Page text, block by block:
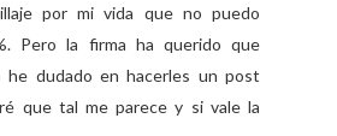
por mi vida que no puedo
Pero la firma ha querido que
he dudado en hacerles un post
que tal me parece y si vale la